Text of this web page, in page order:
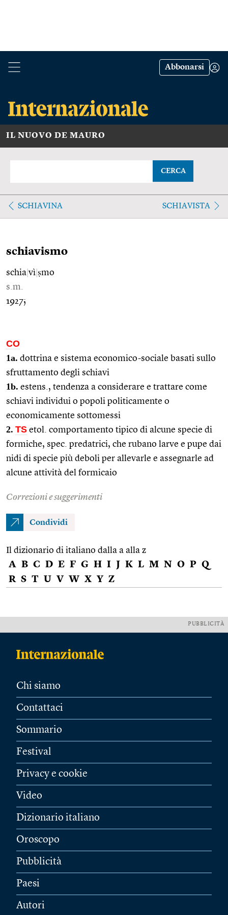
Abbonarsi
IL NUOVO DE MAURO
CERCA
SCHIAVINA SCHIAVISTA
schiavismo
schia vì ṣmo
s.m.
1927;
CO
1a. dottrina e sistema economico-sociale basati sullo
sfruttamento degli schiavi
1b. estens., tendenza a considerare e trattare come
schiavi individui o popoli politicamente o
economicamente sottomessi
2. TS etol. comportamento tipico di alcune specie di
formiche, spec. predatrici, che rubano larve e pupe dai
nidi di specie più deboli per allevarle e assegnarle ad
alcune attività del formicaio
Correzioni e suggerimenti
Condividi
Il dizionario di italiano dalla a alla z
A B C D E F G H I J K L M N O P Q
R S T U V W X Y Z
PUBBLICITÀ
Chi siamo
Contattaci
Sommario
Festival
Privacy e cookie
Video
Dizionario italiano
Oroscopo
Pubblicità
Paesi
Autori